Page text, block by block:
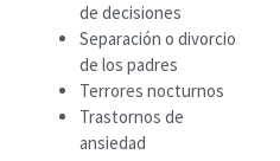
de decisiones
Separación o divorcio
de los padres
Terrores nocturnos
Trastornos de
ansiedad